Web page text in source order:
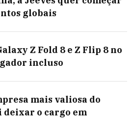
globais
Z Fold 8 e Z Flip 8 no
incluso
mais valiosa do
deixar o cargo em